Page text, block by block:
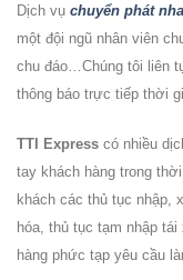
Dịch vụ chuyển phát
một đội ngũ nhân viên
chu đáo…Chúng tôi liên
thông báo trực tiếp thời
TTI Express có nhiều
tay khách hàng trong
khách các thủ tục nhập,
hóa, thủ tục tạm nhập
hàng phức tạp yêu cầu